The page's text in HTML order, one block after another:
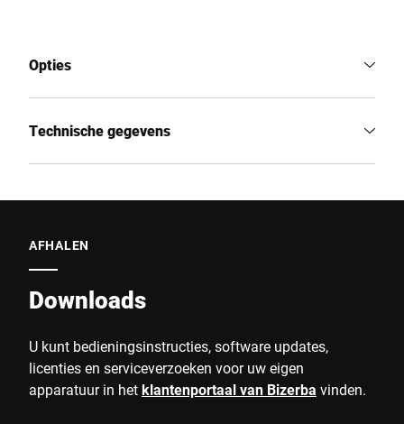
Opties
Technische gegevens
AFHALEN
Downloads
U kunt bedieningsinstructies, software updates,
licenties en serviceverzoeken voor uw eigen
apparatuur in hetklantenportaal van Bizerba vinden.